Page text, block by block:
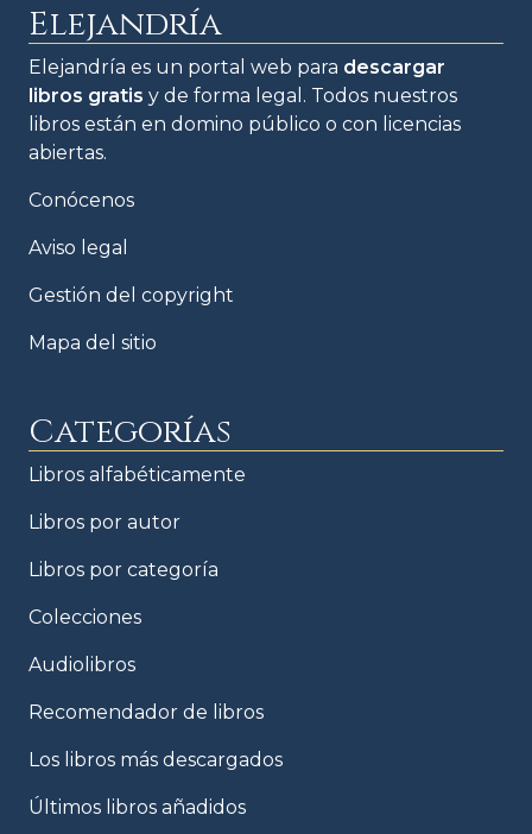
Elejandría
Elejandría es un portal web para descargar
libros gratis y de forma legal. Todos nuestros
libros están en domino público o con licencias
abiertas.
Conócenos
Aviso legal
Gestión del copyright
Mapa del sitio
Categorías
Libros alfabéticamente
Libros por autor
Libros por categoría
Colecciones
Audiolibros
Recomendador de libros
Los libros más descargados
Últimos libros añadidos